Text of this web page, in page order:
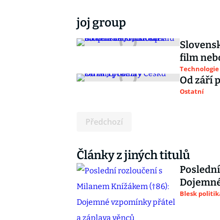
joj group
film
Od září
Ostatní
Předchozí
Články z jiných titulů
Blesk